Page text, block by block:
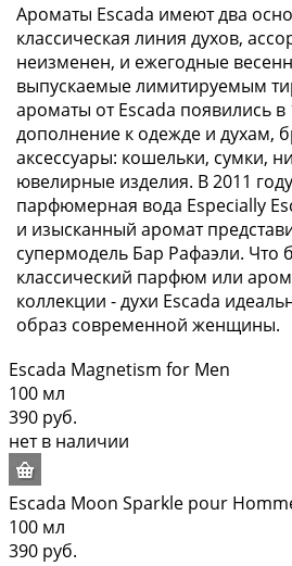
Ароматы Escada имеют два
классическая линия духов,
неизменен, и ежегодные
выпускаемые лимитируемым
ароматы от Escada появились в
дополнение к одежде и духам,
аксессуары: кошельки, сумки,
ювелирные изделия. В 2011
парфюмерная вода Especially
и изысканный аромат
супермодель Бар Рафаэли. Что
классический парфюм или
коллекции - духи Escada
образ современной женщины.
Escada Magnetism for Men
100 мл
390 руб.
нет в наличии
Escada Moon Sparkle pour
100 мл
390 руб.